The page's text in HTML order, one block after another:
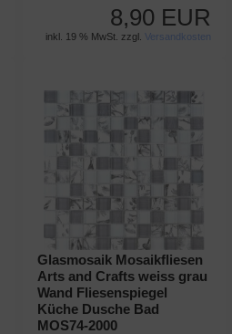
8,90 EUR
inkl. 19 % MwSt. zzgl.Versandkosten
Glasmosaik Mosaikfliesen
Arts and Crafts weiss grau
Wand Fliesenspiegel
Küche Dusche Bad
MOS74-2000